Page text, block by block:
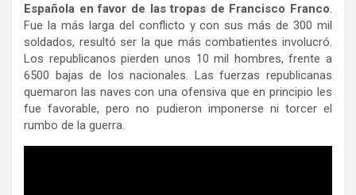
Española en favor de las tropas de Francisco Franco.
Fue la más larga del conflicto y con sus más de 300 mil
soldados, resultó ser la que más combatientes involucró.
Los republicanos pierden unos 10 mil hombres, frente a
6500 bajas de los nacionales. Las fuerzas republicanas
quemaron las naves con una ofensiva que en principio les
fue favorable, pero no pudieron imponerse ni torcer el
rumbo de la guerra.